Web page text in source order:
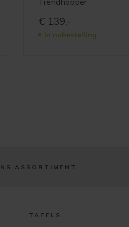
€ 139,-
In nabestelling
ASSORTIMENT
TAFELS